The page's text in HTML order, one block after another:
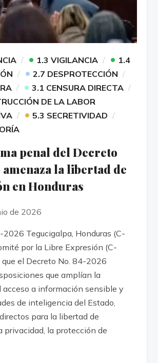
• 1.3 VIGILANCIA • 1.4
• 2.7 DESPROTECCIÓN
• 3.1 CENSURA DIRECTA
DE LA LABOR
• 5.3 SECRETIVIDAD
penal del Decreto
la libertad de
en Honduras
de 2026
Tegucigalpa, Honduras (C-
por la Libre Expresión (C-
el Decreto No. 84-2026
que amplían la
acceso a información sensible y
de inteligencia del Estado,
para la libertad de
privacidad, la protección de